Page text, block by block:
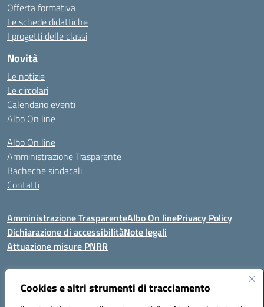
Cookies e altri strumenti di tracciamento
Offerta formativa
Le schede didattiche
I progetti delle classi
Novità
Le notizie
Le circolari
Calendario eventi
Albo On line
Albo On line
Amministrazione Trasparente
Bacheche sindacali
Contatti
Amministrazione TrasparenteAlbo On linePrivacy Policy
Dichiarazione di accessibilitàNote legali
Attuazione misure PNRR
VIA KENNEDY, 1 91011 ALCAMO (TP)